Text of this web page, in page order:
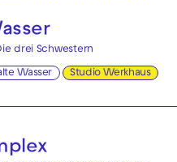
drei Schwestern
Wasser
Studio Werkhaus